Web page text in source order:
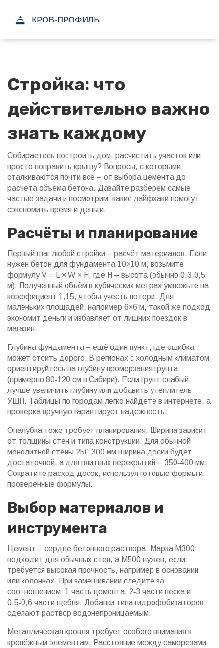
Стройка: что
действительно важно
знать каждому
Собираетесь построить дом, расчистить участок или
просто поправить крышу? Вопросы, с которыми
сталкиваются почти все – от выбора цемента до
расчёта объёма бетона. Давайте разберём самые
частые задачи и посмотрим, какие лайфхаки помогут
сэкономить время и деньги.
Расчёты и планирование
Первый шаг любой стройки – расчёт материалов. Если
нужен бетон для фундамента 10×10 м, возьмите
формулу V = L × W × H, где H – высота (обычно 0,3‑0,5
м). Полученный объём в кубических метрах умножьте на
коэффициент 1,15, чтобы учесть потери. Для
маленьких площадей, например 6×6 м, такой же подход
экономит деньги и избавляет от лишних поездок в
магазин.
Глубина фундамента – ещё один пункт, где ошибка
может стоить дорого. В регионах с холодным климатом
ориентируйтесь на глубину промерзания грунта
(примерно 80‑120 см в Сибири). Если грунт слабый,
лучше увеличить глубину или добавить утеплитель
УШП. Таблицы по городам легко найдёте в интернете, а
проверка вручную гарантирует надёжность.
Опалубка тоже требует планирования. Ширина зависит
от толщины стен и типа конструкции. Для обычной
монолитной стены 250‑300 мм ширина доски будет
достаточной, а для плитных перекрытий – 350‑400 мм.
Сократите расход досок, используя готовые формы и
проверенные формулы.
Выбор материалов и
инструмента
Цемент – сердце бетонного раствора. Марка М300
подходит для обычных стен, а М500 нужен, если
требуется высокая прочность, например в основании
или колоннах. При замешивании следите за
соотношением: 1 часть цемента, 2‑3 части песка и
0,5‑0,6 части щебня. Добавки типа гидрофобизаторов
сделают раствор водонепроницаемым.
Металлическая кровля требует особого внимания к
крепёжным элементам. Расстояние между саморезами